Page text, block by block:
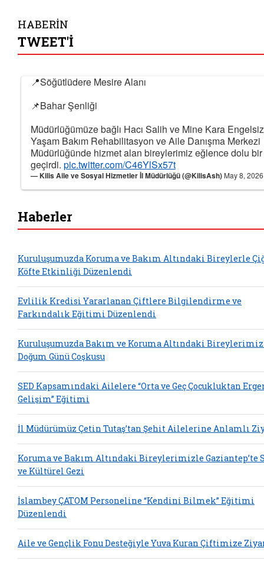
HABERİN
TWEET'İ
📍Söğütlüdere Mesire Alanı
📌Bahar Şenliği
Müdürlüğümüze bağlı Hacı Salih ve Mine Kara Engelsiz
Yaşam Bakım Rehabilitasyon ve Aile Danışma Merkezi
Müdürlüğünde hizmet alan bireylerimiz eğlence dolu bir
geçirdi. pic.twitter.com/C46YlSx57t
— Kilis Aile ve Sosyal Hizmetler İl Müdürlüğü (@KilisAsh) May 8, 2026
Haberler
Kuruluşumuzda Koruma ve Bakım Altındaki Bireylerle
Köfte Etkinliği Düzenlendi
Evlilik Kredisi Yararlanan Çiftlere Bilgilendirme ve
Farkındalık Eğitimi Düzenlendi
Kuruluşumuzda Bakım ve Koruma Altındaki
Doğum Günü Coşkusu
SED Kapsamındaki Ailelere “Orta ve Geç Çocukluktan
Gelişim” Eğitimi
İl Müdürümüz Çetin Tutaş’tan Şehit Ailelerine Anlamlı
Koruma ve Bakım Altındaki Bireylerimizle Gaziantep’te
ve Kültürel Gezi
İslambey ÇATOM Personeline “Kendini Bilmek” Eğitimi
Düzenlendi
Aile ve Gençlik Fonu Desteğiyle Yuva Kuran Çiftimize